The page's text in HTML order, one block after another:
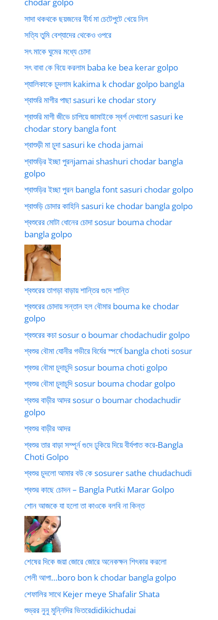
chodar golpo
সাদা থকথকে ছয়জনের বীর্য মা চেটেপুটে খেয়ে নিল
সত্যি তুমি বেশ্যাদের থেকেও ওপরে
সৎ মাকে ঘুমের মধ্যে চোদা
সৎ বাবা কে বিয়ে করলাম baba ke bea kerar golpo
শ্যালিকাকে চুদলাম kakima k chodar golpo bangla
শ্বাশুরি মাগীর পাছা sasuri ke chodar story
শ্বাশুরি মাগী জীভে চাপিয়ে জামাইকে স্বর্গ দেখালো sasuri ke
chodar story bangla font
শ্বাশুড়ী মা চুদা sasuri ke choda jamai
শ্বাশুড়ির ইচ্ছা পুরনjamai shashuri chodar bangla
golpo
শ্বাশুড়ির ইচ্ছা পুরন bangla font sasuri chodar golpo
শ্বাশুড়ি চোদার কাহিনি sasuri ke chodar bangla golpo
শ্বশুরের মোটা ধোনের চোদা sosur bouma chodar
bangla golpo
শ্বশুরের তাগড়া বাড়ায় শান্তির গুদে শান্তি
শ্বশুরের চোদায় সন্তান হল বৌমার bouma ke chodar
golpo
শ্বশুরের কচা sosur o boumar chodachudir golpo
শ্বশুর বৌমা যোনীর গভীরে বির্যের স্পর্ষে bangla choti sosur
শ্বশুর বৌমা চুদাচুদি sosur bouma choti golpo
শ্বশুর বৌমা চুদাচুদি sosur bouma chodar golpo
শ্বশুর বাড়ীর আদর sosur o boumar chodachudir
golpo
শ্বশুর বাড়ীর আদর
শ্বশুর তার বাড়া সম্পূর্ন গুদে ঢুকিয়ে দিয়ে বীর্যপাত করে-Bangla
Choti Golpo
শ্বশুর চুদলো আমার বউ কে sosurer sathe chudachudi
শ্বশুর কাছে চোদন – Bangla Putki Marar Golpo
শোন আজকে যা হলো তা কাওকে বলবি না কিন্ত
শেষের দিকে জয়া জোরে জোরে অনেকক্ষন শিৎকার করলো
শেলী আপা…boro bon k chodar bangla golpo
শেফালির সাথে Kejer meye Shafalir Shata
শুভ্রর নুনু মুন্নিদির ভিতরেdidikichudai